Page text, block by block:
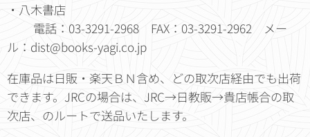
・八木書店
電話：03-3291-2968 FAX：03-3291-2962 メー
ル：dist@books-yagi.co.jp
在庫品は日販・楽天ＢＮ含め、どの取次店経由でも出荷
できます。JRCの場合は、JRC→日教販→貴店帳合の取
次店、のルートで送品いたします。